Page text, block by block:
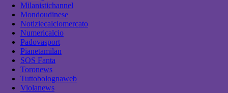
Milanistichannel
Mondoudinese
Notiziecalciomercato
Numericalcio
Padovasport
Pianetamilan
SOS Fanta
Toronews
Tuttobolognaweb
Violanews